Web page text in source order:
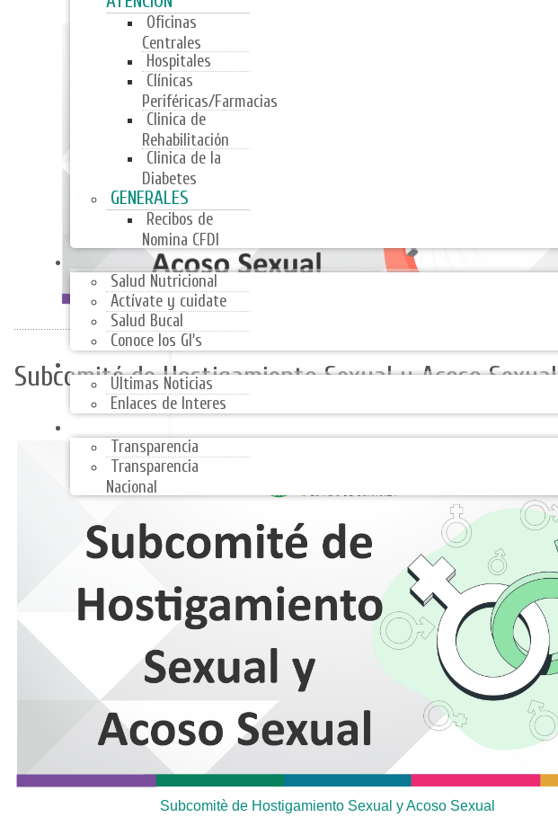
Oficinas
Centrales
Hospitales
Clínicas
Periféricas/Farmacias
Clinica de
Rehabilitación
Clinica de la
Diabetes
GENERALES
Recibos de
Nomina CFDI
PROGRAMAS
Salud Nutricional
Actívate y cuidate
Salud Bucal
Conoce los GI's
NOTICIAS
Últimas Noticias
Enlaces de Interes
Transparencia
Transparencia
Nacional
Skip to content
Subcomité de Hostigamiento Sexual y Acoso Sexual
Subcomitè de Hostigamiento Sexual y Acoso Sexual